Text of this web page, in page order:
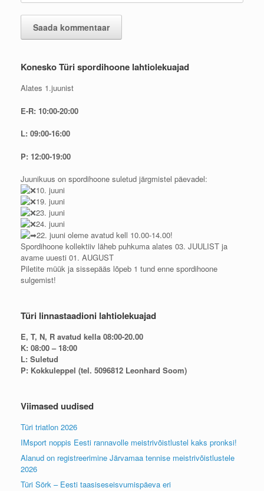
Konesko Türi spordihoone lahtiolekuajad
Alates 1.juunist
E-R: 10:00-20:00
L: 09:00-16:00
P: 12:00-19:00
Juunikuus on spordihoone suletud järgmistel päevadel:
10. juuni
19. juuni
23. juuni
24. juuni
22. juuni oleme avatud kell 10.00-14.00!
Spordihoone kollektiiv läheb puhkuma alates 03. JUULIST ja
avame uuesti 01. AUGUST
Piletite müük ja sissepääs lõpeb 1 tund enne spordihoone
sulgemist!
Türi linnastaadioni lahtiolekuajad
E, T, N, R avatud kella 08:00-20.00
K: 08:00 – 18:00
L: Suletud
P: Kokkuleppel (tel. 5096812 Leonhard Soom)
Viimased uudised
Türi triatlon 2026
IMsport noppis Eesti rannavolle meistrivõistlustel kaks pronksi!
Alanud on registreerimine Järvamaa tennise meistrivõistlustele
2026
Türi Sörk – Eesti taasiseseisvumispäeva eri